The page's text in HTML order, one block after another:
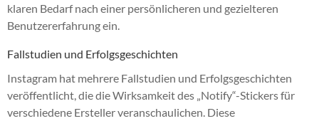
klaren Bedarf nach einer persönlicheren und gezielteren
Benutzererfahrung ein.
Fallstudien und Erfolgsgeschichten
Instagram hat mehrere Fallstudien und Erfolgsgeschichten
veröffentlicht, die die Wirksamkeit des „Notify“-Stickers für
verschiedene Ersteller veranschaulichen. Diese